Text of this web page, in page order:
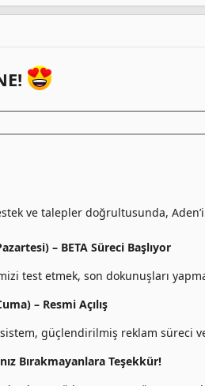
ve talepler doğrultusunda,
– BETA Süreci Başlıyor
test etmek, son dokunuşları
– Resmi Açılış
güçlendirilmiş reklam süreci
Bırakmayanlara Teşekkür!